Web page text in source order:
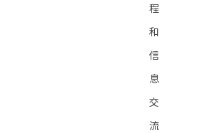
程
和
信
息
交
流